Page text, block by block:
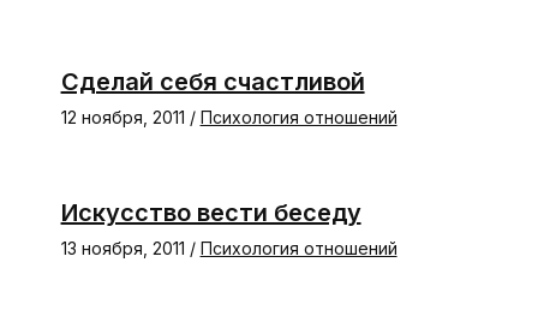
Сделай себя счастливой
12 ноября, 2011 / Психология отношений
Искусство вести беседу
13 ноября, 2011 / Психология отношений